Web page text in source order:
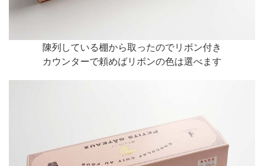
陳列している棚から取ったのでリボン付き
カウンターで頼めばリボンの色は選べます